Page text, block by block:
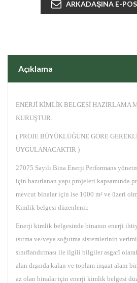
Açıklama
ENERJİ KİMLİK BELGESİ HAZIRLAMA
KURUŞTUR.
( PROJE BÜYÜKLÜĞÜNE GÖRE
UYGULANACAKTIR )
27075 Sayılı Bina Enerji Performans
için hazırlanan yapı projeleri kapsamında
mevcut binalar için ise 1000 m² ve üzeri
Kimlik belgesi düzenlenir.
Enerji kimlik belgesinde binanın enerji
ısıtma ve/veya soğutma sistemlerinin
sınıflandırması ile ilgili bilgiler asgarî
alan dışında kalan ve toplam inşaat alanı
az olan binalar için enerji kimlik belgesi